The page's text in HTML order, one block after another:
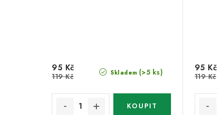
Skladem (>5 ks)
95 Kč
119 Kč
95 Kč
119 Kč